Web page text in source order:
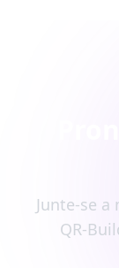
Junte-se
QR-